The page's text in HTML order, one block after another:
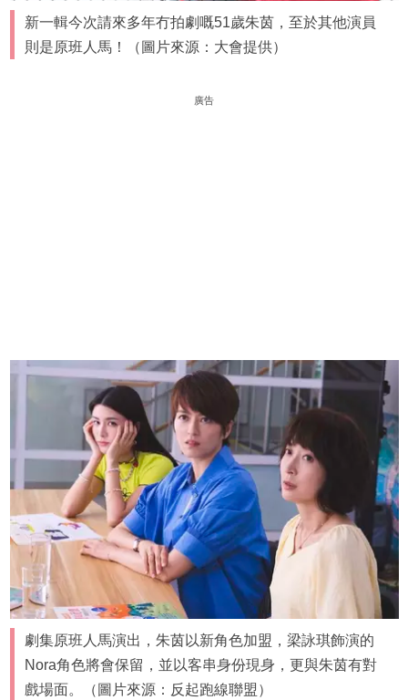
新一輯今次請來多年冇拍劇嘅51歲朱茵，至於其他演員
則是原班人馬！（圖片來源：大會提供）
廣告
劇集原班人馬演出，朱茵以新角色加盟，梁詠琪飾演的
Nora角色將會保留，並以客串身份現身，更與朱茵有對
戲場面。（圖片來源：反起跑線聯盟）